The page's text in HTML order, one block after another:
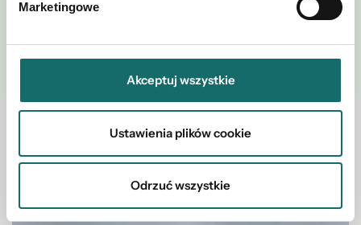
Marketingowe
Akceptuj wszystkie
Ustawienia plików cookie
Odrzuć wszystkie
Zobacz również w okolicy